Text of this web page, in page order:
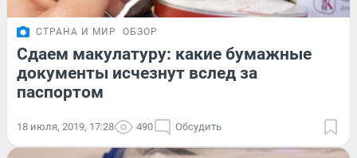
СТРАНА И МИР ОБЗОР
Сдаем макулатуру: какие бумажные
документы исчезнут вслед за
паспортом
18 июля, 2019, 17:28 490 Обсудить